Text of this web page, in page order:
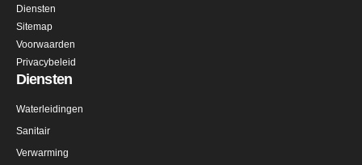
Diensten
Sitemap
Voorwaarden
Privacybeleid
Diensten
Waterleidingen
Sanitair
Verwarming